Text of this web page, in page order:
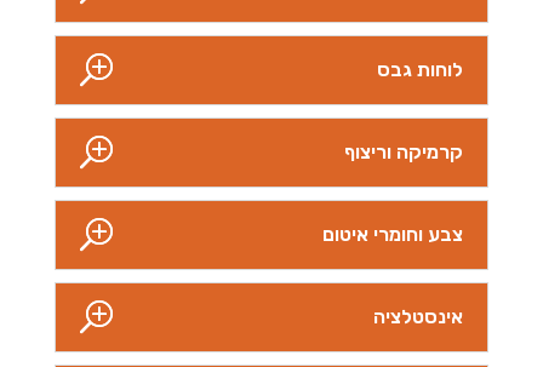
לוחות גבס
קרמיקה וריצוף
צבע וחומרי איטום
אינסטלציה